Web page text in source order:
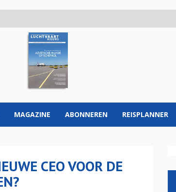
MAGAZINE ABONNEREN REISPLANNER
CEO VOOR DE